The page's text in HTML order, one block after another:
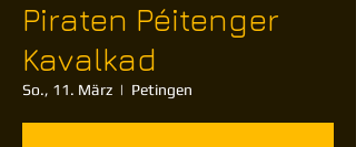
Piraten Péitenger
Kavalkad
So., 11. März
  |
Petingen